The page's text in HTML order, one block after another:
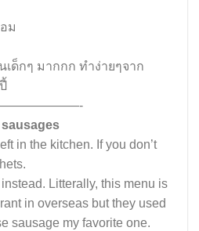
ม
เด็กๆ มากกก ทำง่ายๆจาก
in the kitchen. If you don’t
Litterally, this menu is
in overseas but they used
sausage my favorite one.